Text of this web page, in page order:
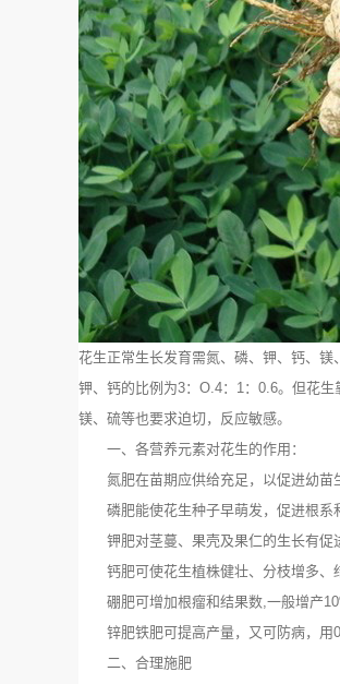
花生正常生长发育需氮、磷、钾、钙、
钾、钙的比例为3：O.4：1：0.6。但花
镁、硫等也要求迫切，反应敏感。
一、各营养元素对花生的作用：
氮肥在苗期应供给充足，以促进幼苗
磷肥能使花生种子早萌发，促进根系和
钾肥对茎蔓、果壳及果仁的生长有促
钙肥可使花生植株健壮、分枝增多、
硼肥可增加根瘤和结果数,一般增产
锌肥铁肥可提高产量，又可防病，用
二、合理施肥